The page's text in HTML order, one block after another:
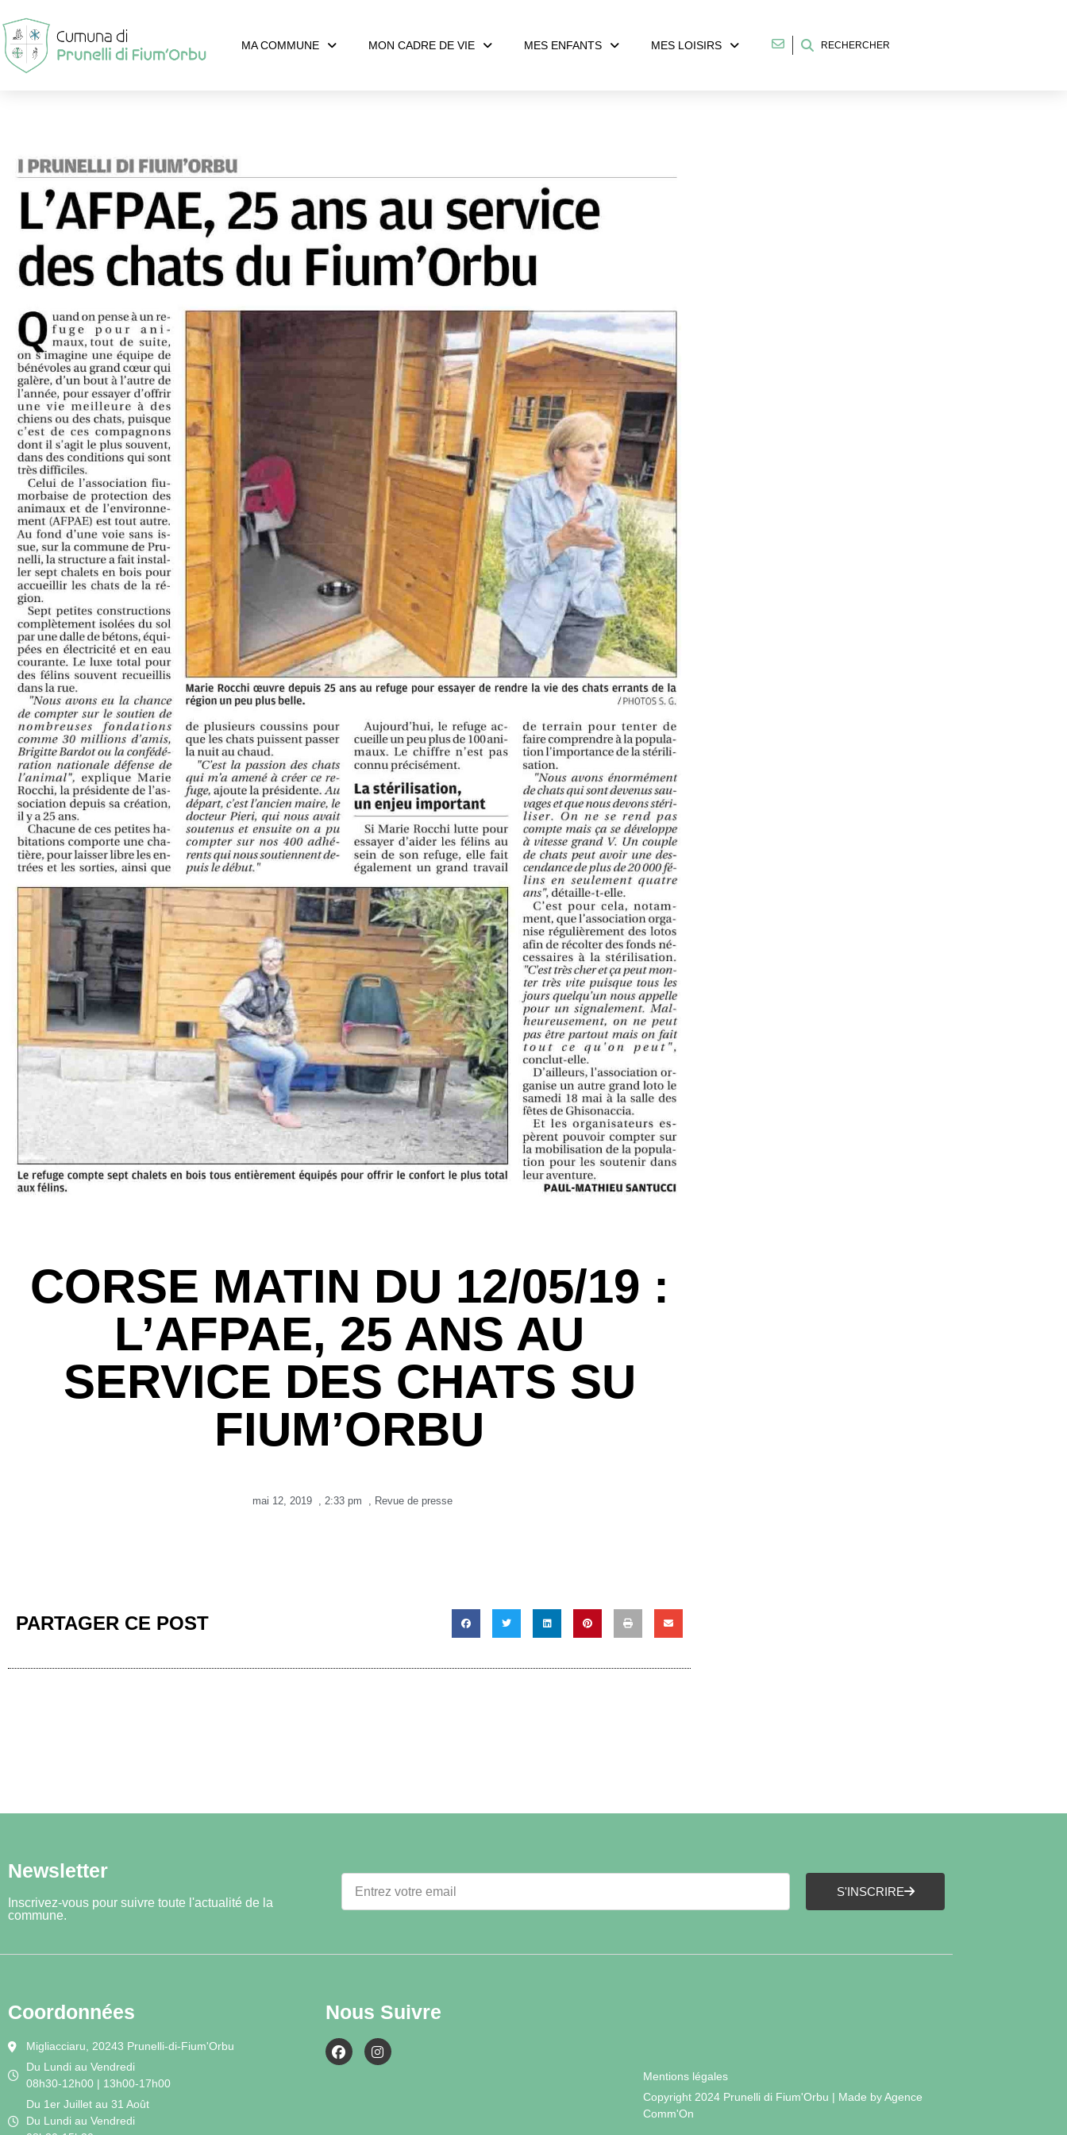
MA COMMUNE MON CADRE DE VIE MES ENFANTS MES LOISIRS RECHERCHER
CORSE MATIN DU 12/05/19 :
L’AFPAE, 25 ANS AU
SERVICE DES CHATS SU
FIUM’ORBU
mai 12, 2019 2:33 pm Revue de presse
PARTAGER CE POST
Newsletter
Inscrivez-vous pour suivre toute l'actualité de la
commune.
S'INSCRIRE
Coordonnées
Migliacciaru, 20243 Prunelli-di-Fium'Orbu
Du Lundi au Vendredi
08h30-12h00 | 13h00-17h00
Du 1er Juillet au 31 Août
Du Lundi au Vendredi
Nous Suivre
Mentions légales
Copyright 2024 Prunelli di Fium'Orbu | Made by Agence
Comm'On